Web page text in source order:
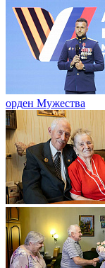
орден Мужества